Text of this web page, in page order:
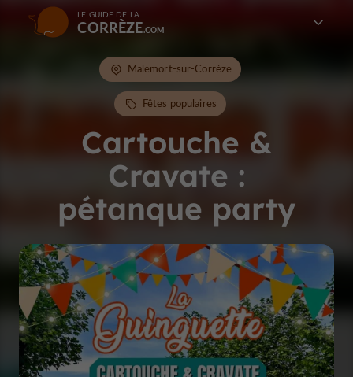
LE GUIDE DE LA
CORRÈZE
Cartouche &
Cravate :
pétanque party
Malemort-sur-Corrèze
Fêtes populaires